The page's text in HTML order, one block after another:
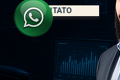
CONTATO